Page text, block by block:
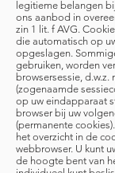
legitieme belangen
ons aanbod in
zin 1 lit. f AVG.
die automatisch op
opgeslagen.
gebruiken, worden
browsersessie, d.w.z.
(zogenaamde
op uw eindapparaat
browser bij uw
(permanente
het overzicht in de
webbrowser. U kunt
de hoogte bent van